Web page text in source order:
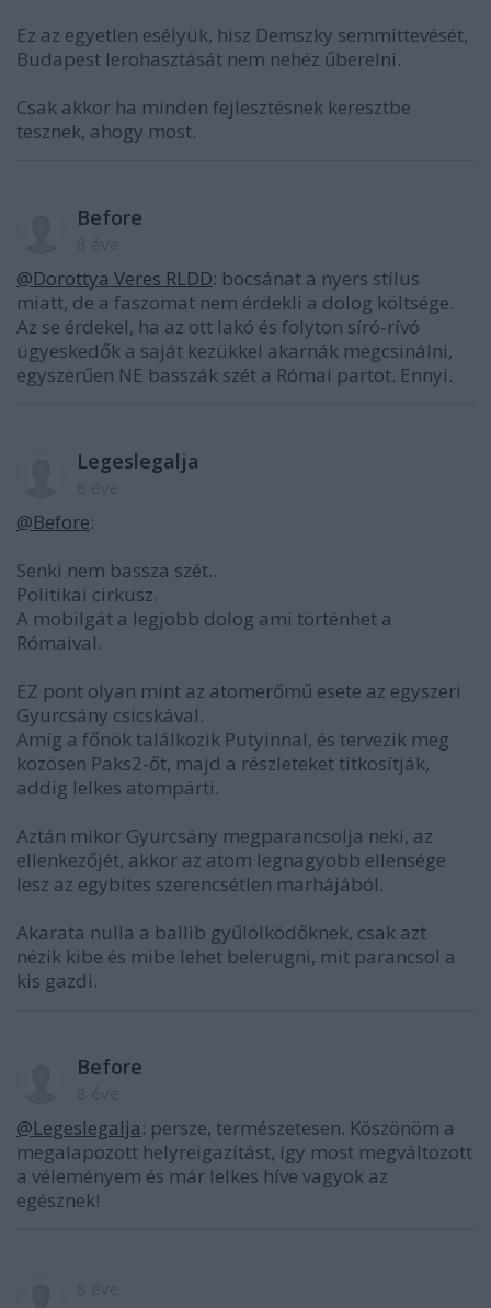
Ez az egyetlen esélyük, hisz Demszky semmittevését,
Budapest lerohasztását nem nehéz űberelni.
Csak akkor ha minden fejlesztésnek keresztbe
tesznek, ahogy most.
Before
@Dorottya Veres RLDD: bocsánat a nyers stílus
miatt, de a faszomat nem érdekli a dolog költsége.
Az se érdekel, ha az ott lakó és folyton síró-rívó
ügyeskedők a saját kezükkel akarnák megcsinálni,
egyszerűen NE basszák szét a Római partot. Ennyi.
Legeslegalja
@Before:
Senki nem bassza szét..
Politikai cirkusz.
A mobilgát a legjobb dolog ami történhet a
Rómaival.
EZ pont olyan mint az atomerőmű esete az egyszeri
Gyurcsány csicskával.
Amíg a főnök találkozik Putyinnal, és tervezik meg
közösen Paks2-őt, majd a részleteket titkosítják,
addig lelkes atompárti.
Aztán mikor Gyurcsány megparancsolja neki, az
ellenkezőjét, akkor az atom legnagyobb ellensége
lesz az egybites szerencsétlen marhájából.
Akarata nulla a ballib gyűlölködőknek, csak azt
nézik kibe és mibe lehet belerugni, mit parancsol a
kis gazdi.
Before
@Legeslegalja: persze, természetesen. Köszönöm a
megalapozott helyreigazítást, így most megváltozott
a véleményem és már lelkes híve vagyok az
egésznek!